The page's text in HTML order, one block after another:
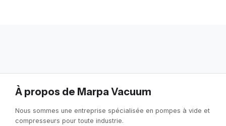
À propos de Marpa Vacuum
Nous sommes une entreprise spécialisée en pompes à vide et
compresseurs pour toute industrie.